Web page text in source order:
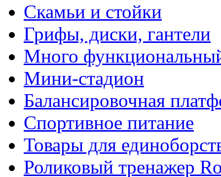
Скамьи и стойки
Грифы, диски, гантели
Много
Мини-стадион
Балансировочная
Спортивное питание
Товары для
Роликовый тренажер